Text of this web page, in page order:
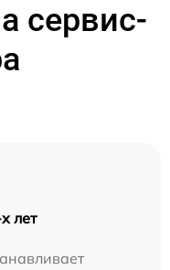
сервис-
лет